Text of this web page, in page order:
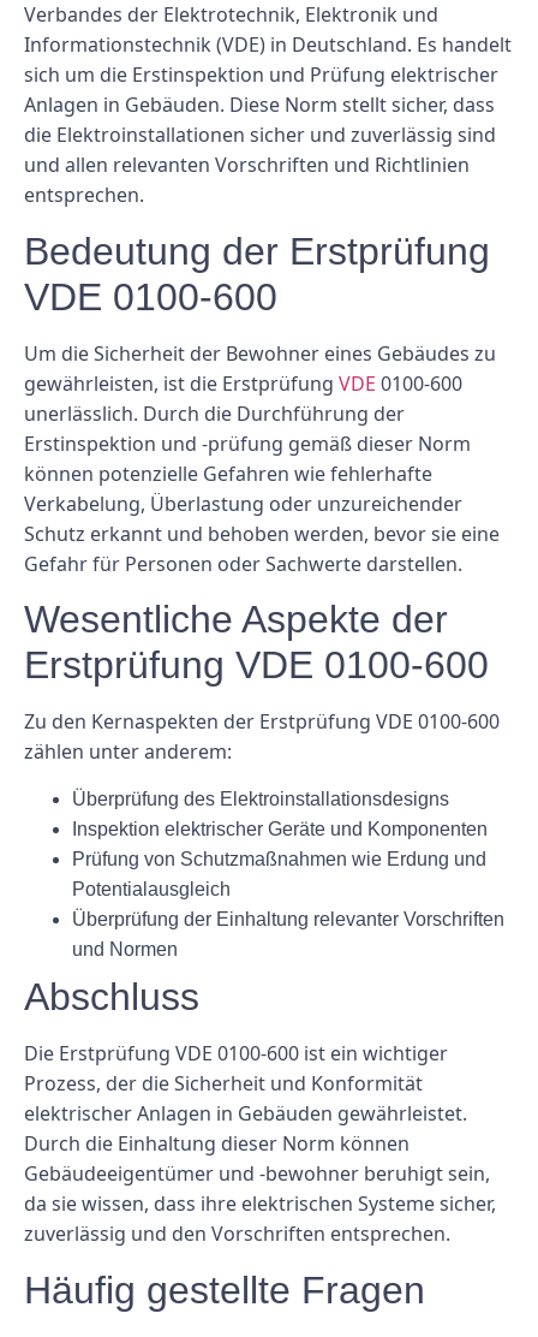
Verbandes der Elektrotechnik, Elektronik und
Informationstechnik (VDE) in Deutschland. Es handelt
sich um die Erstinspektion und Prüfung elektrischer
Anlagen in Gebäuden. Diese Norm stellt sicher, dass
die Elektroinstallationen sicher und zuverlässig sind
und allen relevanten Vorschriften und Richtlinien
entsprechen.
Bedeutung der Erstprüfung
VDE 0100-600
Um die Sicherheit der Bewohner eines Gebäudes zu
gewährleisten, ist die Erstprüfung VDE 0100-600
unerlässlich. Durch die Durchführung der
Erstinspektion und -prüfung gemäß dieser Norm
können potenzielle Gefahren wie fehlerhafte
Verkabelung, Überlastung oder unzureichender
Schutz erkannt und behoben werden, bevor sie eine
Gefahr für Personen oder Sachwerte darstellen.
Wesentliche Aspekte der
Erstprüfung VDE 0100-600
Zu den Kernaspekten der Erstprüfung VDE 0100-600
zählen unter anderem:
Überprüfung des Elektroinstallationsdesigns
Inspektion elektrischer Geräte und Komponenten
Prüfung von Schutzmaßnahmen wie Erdung und
Potentialausgleich
Überprüfung der Einhaltung relevanter Vorschriften
und Normen
Abschluss
Die Erstprüfung VDE 0100-600 ist ein wichtiger
Prozess, der die Sicherheit und Konformität
elektrischer Anlagen in Gebäuden gewährleistet.
Durch die Einhaltung dieser Norm können
Gebäudeeigentümer und -bewohner beruhigt sein,
da sie wissen, dass ihre elektrischen Systeme sicher,
zuverlässig und den Vorschriften entsprechen.
Häufig gestellte Fragen